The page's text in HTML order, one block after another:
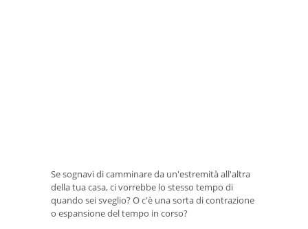
Se sognavi di camminare da un'estremità all'altra
della tua casa, ci vorrebbe lo stesso tempo di
quando sei sveglio? O c'è una sorta di contrazione
o espansione del tempo in corso?